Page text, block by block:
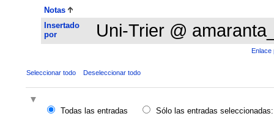
Notas
Insertado
por
Uni-Trier @
Enlace
Seleccionar todo Deseleccionar todo
Todas las entradas
Sólo las entradas seleccionadas: